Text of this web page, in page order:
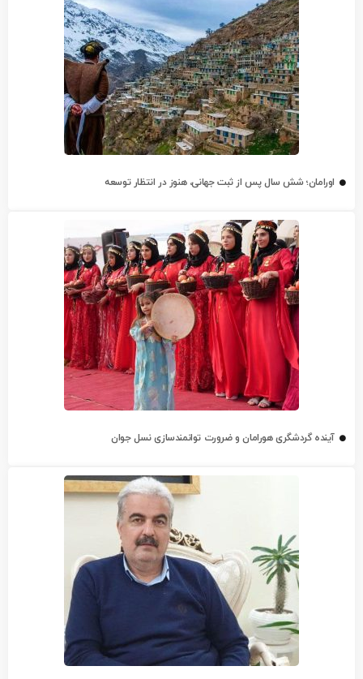
اورامان؛ شش سال پس از ثبت جهانی، هنوز در انتظار توسعه
آینده گردشگری هورامان و ضرورت توانمندسازی نسل جوان